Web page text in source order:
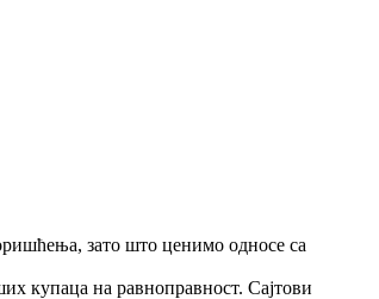
зато што ценимо односе са
купаца на равноправност. Сајтови